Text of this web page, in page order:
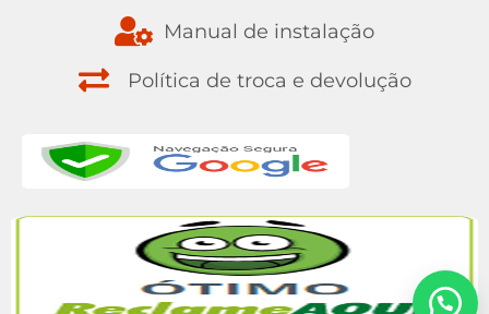
Manual de instalação
Política de troca e devolução